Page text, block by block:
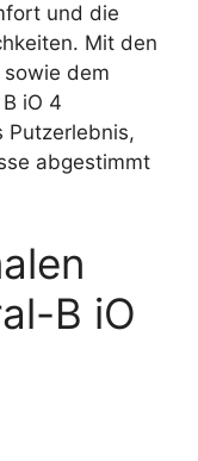
und die
Mit den
dem
iO 4
Putzerlebnis,
abgestimmt
B iO